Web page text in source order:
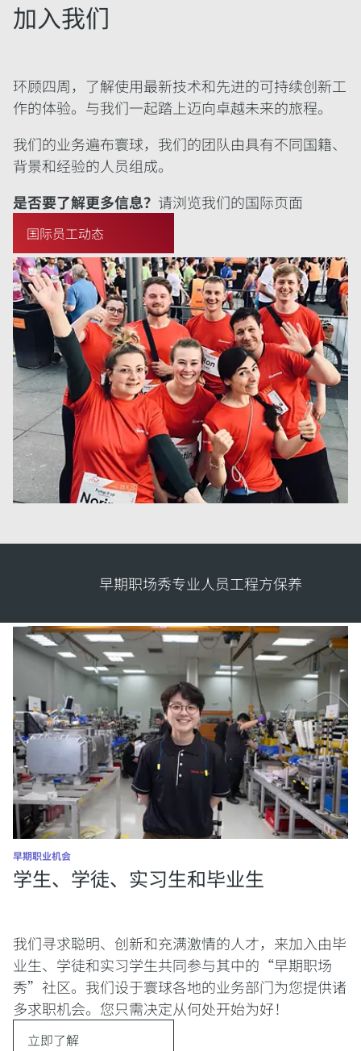
加入我们
环顾四周，了解使用最新技术和先进的可持续创新工
作的体验。与我们一起踏上迈向卓越未来的旅程。
我们的业务遍布寰球，我们的团队由具有不同国籍、
背景和经验的人员组成。
是否要了解更多信息？ 请浏览我们的国际页面
国际员工动态
早期职场秀专业人员工程方保养
早期职业机会
学生、学徒、实习生和毕业生
我们寻求聪明、创新和充满激情的人才，来加入由毕
业生、学徒和实习学生共同参与其中的“早期职场
秀”社区。我们设于寰球各地的业务部门为您提供诸
多求职机会。您只需决定从何处开始为好！
立即了解